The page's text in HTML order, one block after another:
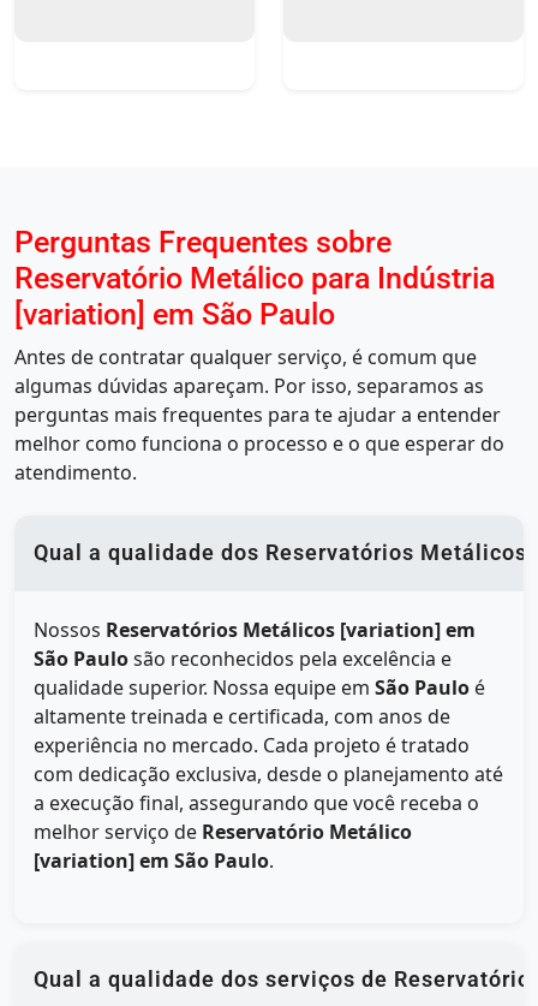
Perguntas Frequentes sobre
Reservatório Metálico para Indústria
[variation] em São Paulo
Antes de contratar qualquer serviço, é comum que
algumas dúvidas apareçam. Por isso, separamos as
perguntas mais frequentes para te ajudar a entender
melhor como funciona o processo e o que esperar do
atendimento.
Qual a qualidade dos Reservatórios Metálicos
Nossos Reservatórios Metálicos [variation] em
São Paulosão reconhecidos pela excelência e
qualidade superior. Nossa equipe em São Paulo é
altamente treinada e certificada, com anos de
experiência no mercado. Cada projeto é tratado
com dedicação exclusiva, desde o planejamento até
a execução final, assegurando que você receba o
melhor serviço de Reservatório Metálico
[variation] em São Paulo.
Qual a qualidade dos serviços de